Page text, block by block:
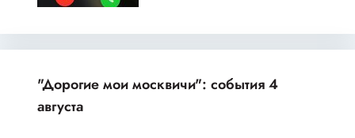
"Дорогие мои москвичи": события 4
августа